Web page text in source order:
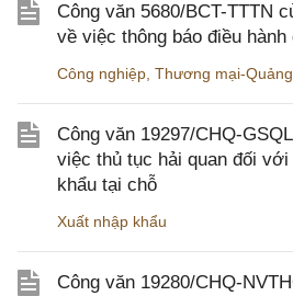
Công văn 5680/BCT-TTTN
về việc thông báo điều hành
Công nghiệp Thương mại-
Công văn 19297/CHQ-
việc thủ tục hải quan đối với
khẩu tại chỗ
Xuất nhập khẩu
Công văn 19280/CHQ-